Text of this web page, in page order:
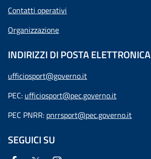
Contatti operativi
Organizzazione
INDIRIZZI DI POSTA ELETTRONICA
ufficiosport@governo.it
PEC: ufficiosport@pec.governo.it
PEC PNRR: pnrrsport@pec.governo.it
SEGUICI SU